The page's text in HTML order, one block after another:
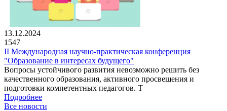
13.12.2024
1547
II Международная научно-практическая конференция
"Образование в интересах будущего"
Вопросы устойчивого развития невозможно решить без
качественного образования, активного просвещения и
подготовки компетентных педагогов. Т
Подробнее
Все новости